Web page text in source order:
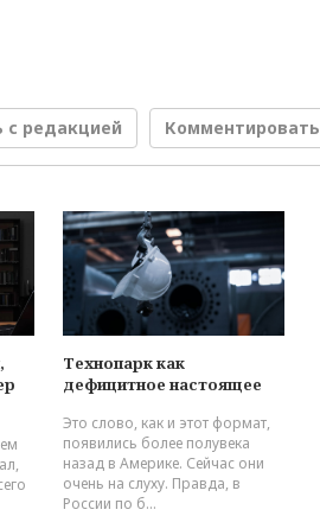
Комментировать
с редакцией
Технопарк как
дефицитное настоящее
Это слово, как и этот формат,
появились более полувека
назад в Америке. Сейчас они
очень на слуху. Правда, в
России по б...